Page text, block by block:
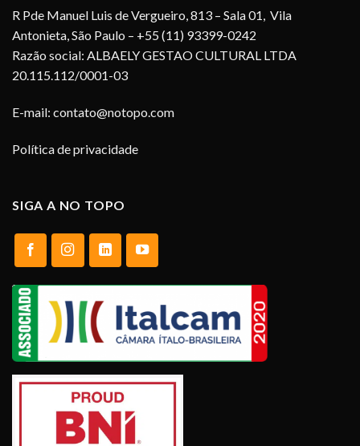
R Pde Manuel Luis de Vergueiro, 813 – Sala 01, Vila
Antonieta, São Paulo – +55 (11) 93399-0242
Razão social: ALBAELY GESTAO CULTURAL LTDA
20.115.112/0001-03
E-mail: contato@notopo.com
Política de privacidade
SIGA A NO TOPO